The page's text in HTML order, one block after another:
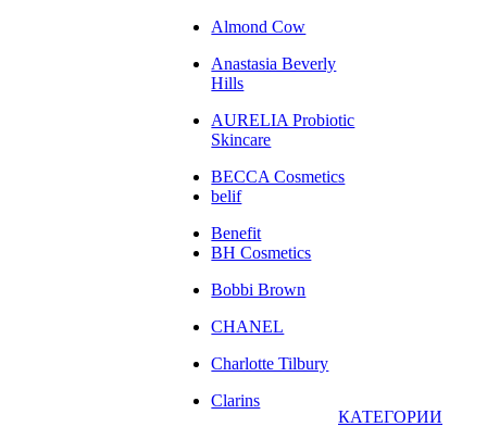
Almond Cow
Anastasia Beverly
Hills
AURELIA Probiotic
Skincare
BECCA Cosmetics
belif
Benefit
BH Cosmetics
Bobbi Brown
CHANEL
Charlotte Tilbury
Clarins
КАТЕГОРИИ